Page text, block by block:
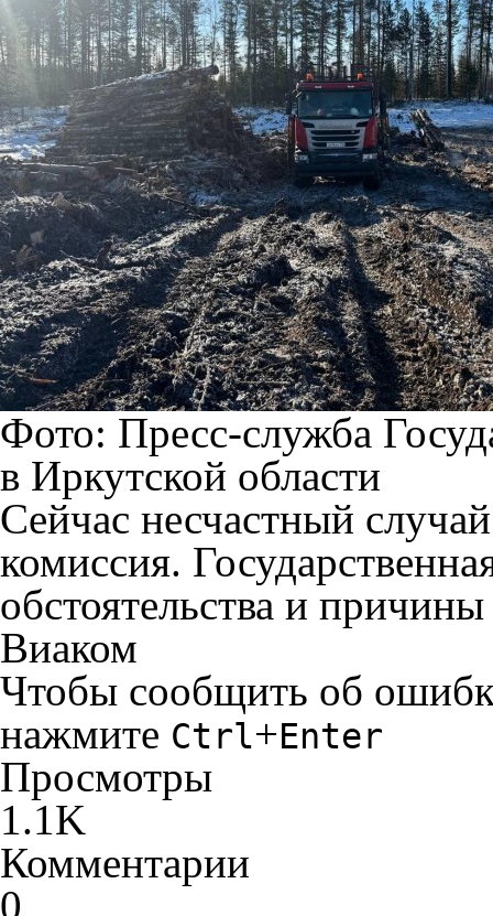
Фото: Пресс-служба
в Иркутской области
Сейчас несчастный
комиссия.
обстоятельства и
Виаком
Чтобы сообщить об
нажмите Ctrl+Enter
Просмотры
1.1K
Комментарии
0